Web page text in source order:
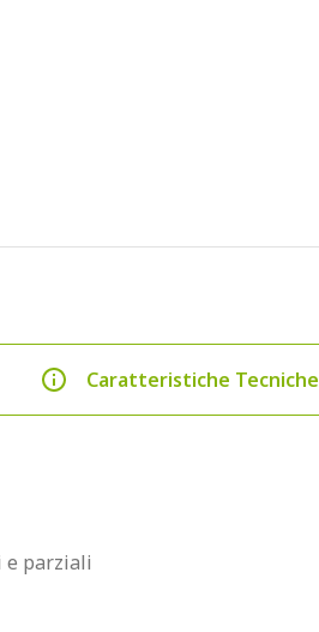
Caratteristiche Tecniche
e parziali